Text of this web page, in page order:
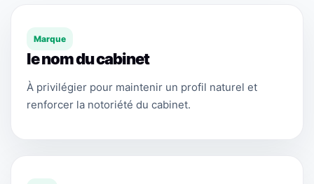
Marque
le nom du cabinet
À privilégier pour maintenir un profil naturel et
renforcer la notoriété du cabinet.